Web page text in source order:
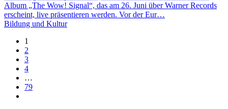
Album „The Wow! Signal“, das am 26. Juni über Warner Records
erscheint, live präsentieren werden. Vor der Eur…
Bildung und Kultur
1
2
3
4
…
79